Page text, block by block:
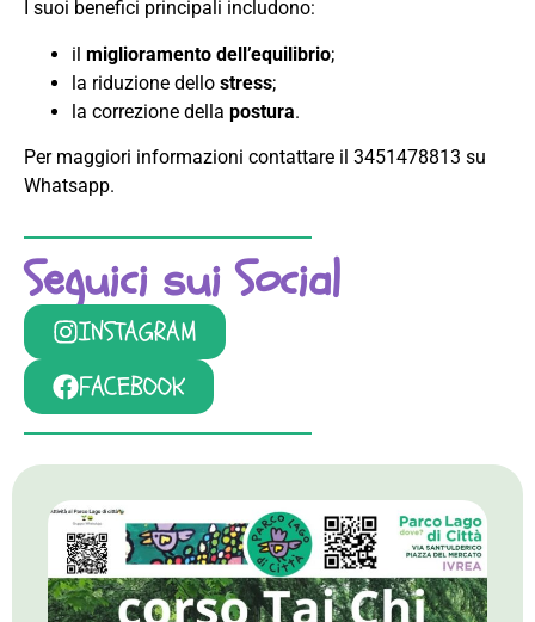
I suoi benefici principali includono:
il miglioramento dell’equilibrio;
la riduzione dello stress;
la correzione della postura.
Per maggiori informazioni contattare il 3451478813 su
Whatsapp.
Seguici sui Social
INSTAGRAM
FACEBOOK